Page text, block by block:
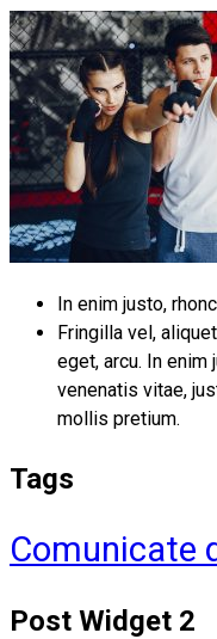
In enim justo,
Fringilla vel,
eget, arcu. In enim
venenatis vitae,
mollis pretium.
Tags
Comunicate
Post Widget 2